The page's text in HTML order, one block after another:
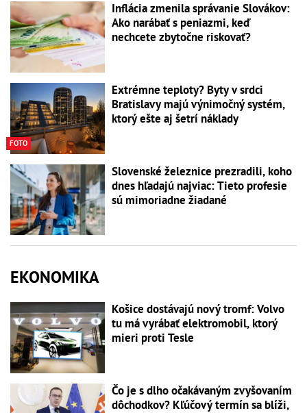
Inflácia zmenila správanie Slovákov:
Ako narábať s peniazmi, keď
nechcete zbytočne riskovať?
FOTO
Extrémne teploty? Byty v srdci
Bratislavy majú výnimočný systém,
ktorý ešte aj šetrí náklady
Slovenské železnice prezradili, koho
dnes hľadajú najviac: Tieto profesie
sú mimoriadne žiadané
EKONOMIKA
Košice dostávajú nový tromf: Volvo
tu má vyrábať elektromobil, ktorý
mieri proti Tesle
Čo je s dlho očakávaným zvyšovaním
dôchodkov? Kľúčový termín sa blíži,